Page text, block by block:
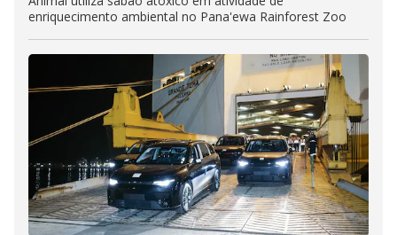
enriquecimento ambiental no Pana'ewa Rainforest Zoo